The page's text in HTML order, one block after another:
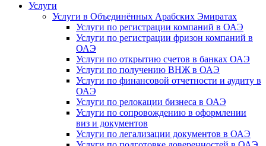
Услуги
Услуги в Объединённых Арабских Эмиратах
Услуги по регистрации компаний в ОАЭ
Услуги по регистрации фризон компаний в
ОАЭ
Услуги по открытию счетов в банках ОАЭ
Услуги по получению ВНЖ в ОАЭ
Услуги по финансовой отчетности и аудиту в
ОАЭ
Услуги по релокации бизнеса в ОАЭ
Услуги по сопровождению в оформлении
виз и документов
Услуги по легализации документов в ОАЭ